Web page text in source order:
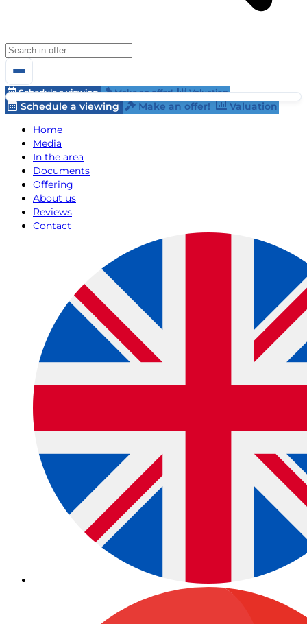
Schedule a viewing Make an offer! Valuation
Schedule a viewing Make an offer!
Valuation
Home
Media
In the area
Documents
Offering
About us
Reviews
Contact